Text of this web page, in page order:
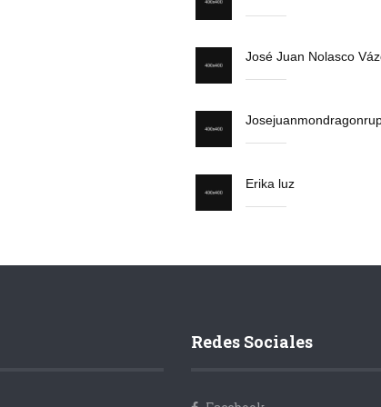
José Juan Nolasco
Erika luz
Redes Sociales